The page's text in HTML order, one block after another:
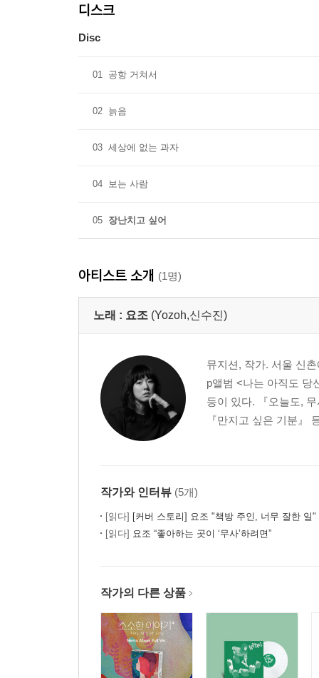
디스크
Disc
01 공항 거쳐서
02 늙음
03 세상에 없는 과자
04 보는 사람
05 장난치고 싶어
아티스트 소개 (1명)
노래 : 요조 (Yozoh,신수진)
뮤지션, 작가. 서울 신
p앨범 <나는 아직도 당
등이 있다. 『오늘도,
『만지고 싶은 기분』
작가와 인터뷰 (5개)
[읽다] [커버 스토리] 요조 "책방 주인, 너무 잘한 일"
[읽다] 요조 “좋아하는 곳이 ‘무사’하려면”
작가의 다른 상품